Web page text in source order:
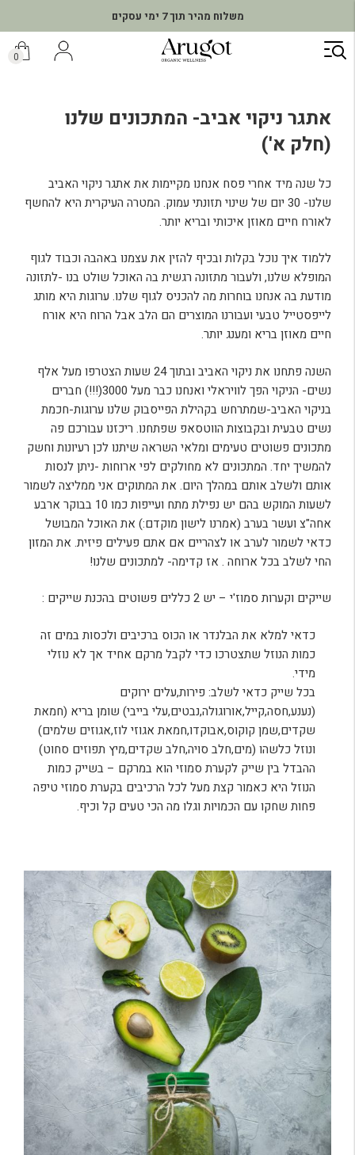
משלוח מהיר תוך 7 ימי עסקים
דילוג
לתוכן
0
אתגר ניקוי אביב- המתכונים שלנו
(חלק א')
כל שנה מיד אחרי פסח אנחנו מקיימות את אתגר ניקוי האביב
שלנו- 30 יום של שינוי תזונתי עמוק. המטרה העיקרית היא להחשף
לאורח חיים מאוזן איכותי ובריא יותר.
ללמוד איך נוכל בקלות ובכיף להזין את עצמנו באהבה וכבוד לגוף
המופלא שלנו, ולעבור מתזונה רגשית בה האוכל שולט בנו -לתזונה
מודעת בה אנחנו בוחרות מה להכניס לגוף שלנו. ערוגות היא מותג
לייפסטייל טבעי ועבורנו המוצרים הם הלב אבל הרוח היא אורח
חיים מאוזן בריא ומענג יותר.
השנה פתחנו את ניקוי האביב ובתוך 24 שעות הצטרפו מעל אלף
נשים- הניקוי הפך לוויראלי ואנחנו כבר מעל 3000(!!!) חברים
בניקוי האביב-שמתרחש בקהילת הפייסבוק שלנו ערוגות-חכמת
נשים טבעית ובקבוצות הווטסאפ שפתחנו. ריכזנו עבורכם פה
מתכונים פשוטים טעימים ומלאי השראה שיתנו לכן רעיונות וחשק
להמשיך יחד. המתכונים לא מחולקים לפי ארוחות -ניתן לנסות
אותם ולשלב אותם במהלך היום. את המתוקים אני ממליצה לשמור
לשעות המוקש בהם יש נפילת מתח ועייפות כמו 10 בבוקר ארבע
אחה"צ ועשר בערב (אמרנו לישון מוקדם:) את האוכל המבושל
כדאי לשמור לערב או לצהריים אם אתם פעילים פיזית. את המזון
החי לשלב בכל ארוחה . אז קדימה- למתכונים שלנו!
שייקים וקערות סמוז'י – יש 2 כללים פשוטים בהכנת שייקים :
כדאי למלא את הבלנדר או הכוס ברכיבים ולכסות במים זה
כמות הנוזל שתצטרכו כדי לקבל מרקם אחיד אך לא נוזלי
מידי.
בכל שייק כדאי לשלב: פירות,עלים ירוקים
(נענע,חסה,קייל,אורוגולה,נבטים,עלי בייבי) שומן בריא (חמאת
שקדים,שמן קוקוס,אבוקדו,חמאת אגוזי לוז,אגוזים שלמים)
ונוזל כלשהו (מים,חלב סויה,חלב שקדים,מיץ תפוזים סחוט)
ההבדל בין שייק לקערת סמוזי הוא במרקם – בשייק כמות
הנוזל היא כאמור קצת מעל לכל הרכיבים בקערת סמוזי טיפה
פחות שחקו עם הכמויות וגלו מה הכי טעים קל וכיף.